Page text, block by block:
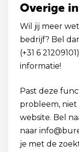
Overige
Wil jij meer
bedrijf? Bel
(+31 6
informatie!
Past deze
probleem, niet
website. Bel
naar
je met de